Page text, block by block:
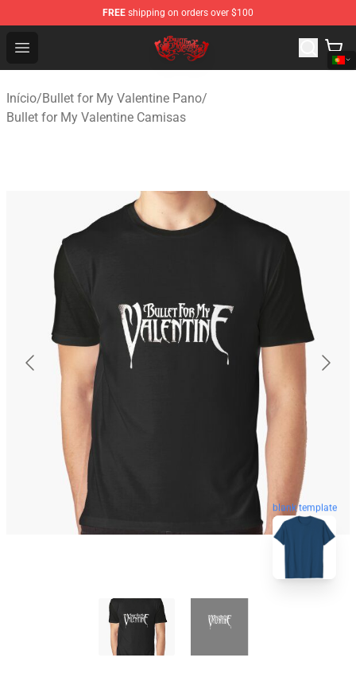
FREE shipping on orders over $100
Open menu
Bullet for My Valentine Store - Official Bullet for My
Início/Bullet for My Valentine Pano/
Bullet for My Valentine Camisas
blank template